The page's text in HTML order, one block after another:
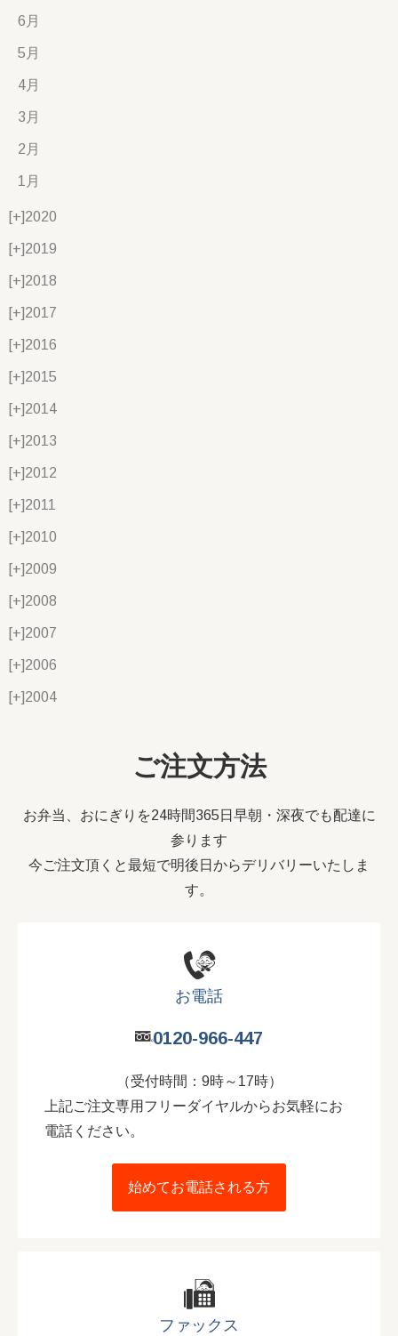
6月
5月
4月
3月
2月
1月
[+]2020
[+]2019
[+]2018
[+]2017
[+]2016
[+]2015
[+]2014
[+]2013
[+]2012
[+]2011
[+]2010
[+]2009
[+]2008
[+]2007
[+]2006
[+]2004
ご注文方法
お弁当、おにぎりを24時間365日早朝・深夜でも配達に
参ります
今ご注文頂くと最短で明後日からデリバリーいたしま
す。
お電話
0120-966-447
（受付時間：9時～17時）
上記ご注文専用フリーダイヤルからお気軽にお
電話ください。
始めてお電話される方
ファックス